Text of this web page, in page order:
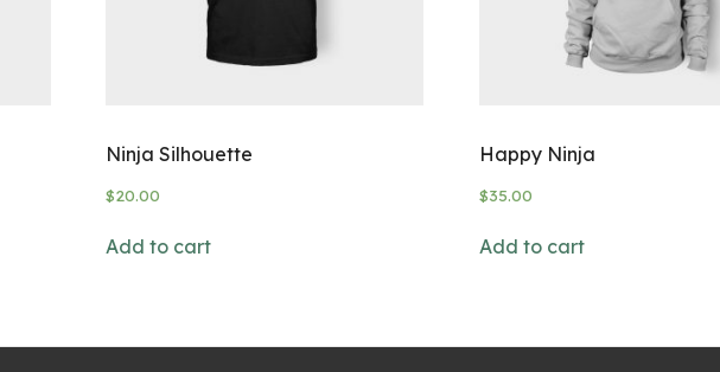
Ninja Silhouette
$20.00
Add to cart
Happy Ninja
$35.00
Add to cart